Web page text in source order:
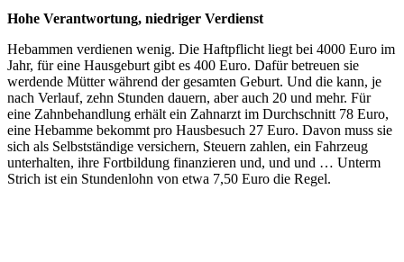
Hohe Verantwortung, niedriger Verdienst
Hebammen verdienen wenig. Die Haftpflicht liegt bei 4000 Euro im
Jahr, für eine Hausgeburt gibt es 400 Euro. Dafür betreuen sie
werdende Mütter während der gesamten Geburt. Und die kann, je
nach Verlauf, zehn Stunden dauern, aber auch 20 und mehr. Für
eine Zahnbehandlung erhält ein Zahnarzt im Durchschnitt 78 Euro,
eine Hebamme bekommt pro Hausbesuch 27 Euro. Davon muss sie
sich als Selbstständige versichern, Steuern zahlen, ein Fahrzeug
unterhalten, ihre Fortbildung finanzieren und, und und … Unterm
Strich ist ein Stundenlohn von etwa 7,50 Euro die Regel.